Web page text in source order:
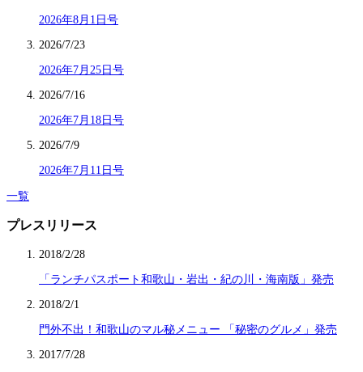
2026年8月1日号
2026/7/23
2026年7月25日号
2026/7/16
2026年7月18日号
2026/7/9
2026年7月11日号
一覧
プレスリリース
2018/2/28
「ランチパスポート和歌山・岩出・紀の川・海南版」発売
2018/2/1
門外不出！和歌山のマル秘メニュー 「秘密のグルメ」発売
2017/7/28